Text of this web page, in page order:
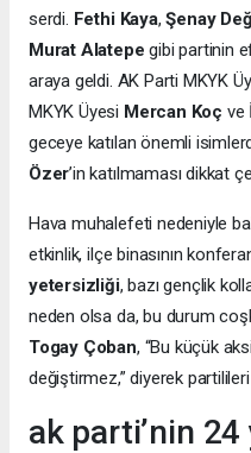
serdi. Fethi Kaya,Şenay
Murat Alatepe gibi partinin
araya geldi. AK Parti MKYK
MKYK Üyesi Mercan Koç ve
geceye katılan önemli
Özer’in katılmaması dikkat
Hava muhalefeti nedeniyle
etkinlik, ilçe binasının
yetersizliği, bazı gençlik
neden olsa da, bu durum
Togay Çoban, “Bu küçük
değiştirmez,” diyerek
ak parti’nin 24